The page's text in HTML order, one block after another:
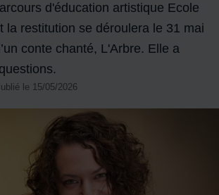
d'éducation artistique Ecole
la restitution se déroulera le 31 mai
conte chanté, L'Arbre. Elle a
le 15/05/2026